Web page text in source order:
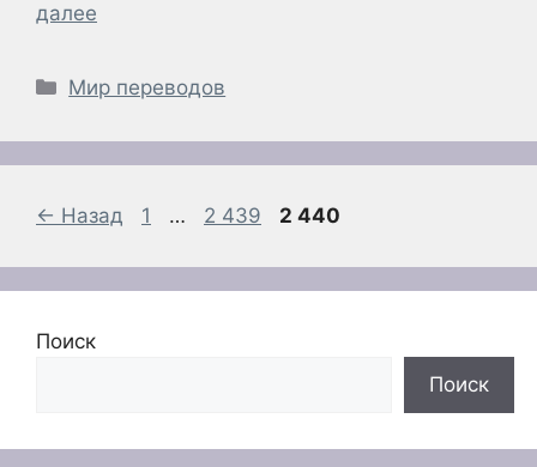
далее
Рубрики
Мир переводов
← Назад Страница
1 … Страница
2 439 Страница
2 440
Поиск
Поиск